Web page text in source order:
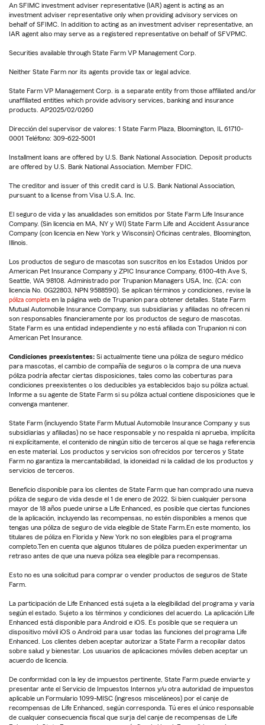
An SFIMC investment adviser representative (IAR) agent is acting as an
investment adviser representative only when providing advisory services on
behalf of SFIMC. In addition to acting as an investment adviser representative, an
IAR agent also may serve as a registered representative on behalf of SFVPMC.
Securities available through State Farm VP Management Corp.
Neither State Farm nor its agents provide tax or legal advice.
State Farm VP Management Corp. is a separate entity from those affiliated and/or
unaffiliated entities which provide advisory services, banking and insurance
products. AP2025/02/0260
Dirección del supervisor de valores: 1 State Farm Plaza, Bloomington, IL 61710-
0001 Teléfono: 309-622-5001
Installment loans are offered by U.S. Bank National Association. Deposit products
are offered by U.S. Bank National Association. Member FDIC.
The creditor and issuer of this credit card is U.S. Bank National Association,
pursuant to a license from Visa U.S.A. Inc.
El seguro de vida y las anualidades son emitidos por State Farm Life Insurance
Company. (Sin licencia en MA, NY y WI) State Farm Life and Accident Assurance
Company (con licencia en New York y Wisconsin) Oficinas centrales, Bloomington,
Illinois.
Los productos de seguro de mascotas son suscritos en los Estados Unidos por
American Pet Insurance Company y ZPIC Insurance Company, 6100-4th Ave S,
Seattle, WA 98108. Administrado por Trupanion Managers USA, Inc. (CA: con
licencia No. 0G22803, NPN 9588590). Se aplican términos y condiciones, revise la
póliza completa en la página web de Trupanion para obtener detalles. State Farm
Mutual Automobile Insurance Company, sus subsidiarias y afiliadas no ofrecen ni
son responsables financieramente por los productos de seguro de mascotas.
State Farm es una entidad independiente y no está afiliada con Trupanion ni con
American Pet Insurance.
Condiciones preexistentes: Si actualmente tiene una póliza de seguro médico
para mascotas, el cambio de compañía de seguros o la compra de una nueva
póliza podría afectar ciertas disposiciones, tales como las coberturas para
condiciones preexistentes o los deducibles ya establecidos bajo su póliza actual.
Informe a su agente de State Farm si su póliza actual contiene disposiciones que le
convenga mantener.
State Farm (incluyendo State Farm Mutual Automobile Insurance Company y sus
subsidiarias y afiliadas) no se hace responsable y no respalda ni aprueba, implícita
ni explícitamente, el contenido de ningún sitio de terceros al que se haga referencia
en este material. Los productos y servicios son ofrecidos por terceros y State
Farm no garantiza la mercantabilidad, la idoneidad ni la calidad de los productos y
servicios de terceros.
Beneficio disponible para los clientes de State Farm que han comprado una nueva
póliza de seguro de vida desde el 1 de enero de 2022. Si bien cualquier persona
mayor de 18 años puede unirse a Life Enhanced, es posible que ciertas funciones
de la aplicación, incluyendo las recompensas, no estén disponibles a menos que
tengas una póliza de seguro de vida elegible de State Farm.En este momento, los
titulares de póliza en Florida y New York no son elegibles para el programa
completo.Ten en cuenta que algunos titulares de póliza pueden experimentar un
retraso antes de que una nueva póliza sea elegible para recompensas.
Esto no es una solicitud para comprar o vender productos de seguros de State
Farm.
La participación de Life Enhanced está sujeta a la elegibilidad del programa y varía
según el estado. Sujeto a los términos y condiciones del acuerdo. La aplicación Life
Enhanced está disponible para Android e iOS. Es posible que se requiera un
dispositivo móvil iOS o Android para usar todas las funciones del programa Life
Enhanced. Los clientes deben aceptar autorizar a State Farm a recopilar datos
sobre salud y bienestar. Los usuarios de aplicaciones móviles deben aceptar un
acuerdo de licencia.
De conformidad con la ley de impuestos pertinente, State Farm puede enviarte y
presentar ante el Servicio de Impuestos Internos y/u otra autoridad de impuestos
aplicable un Formulario 1099-MISC (ingresos misceláneos) por el canje de
recompensas de Life Enhanced, según corresponda. Tú eres el único responsable
de cualquier consecuencia fiscal que surja del canje de recompensas de Life